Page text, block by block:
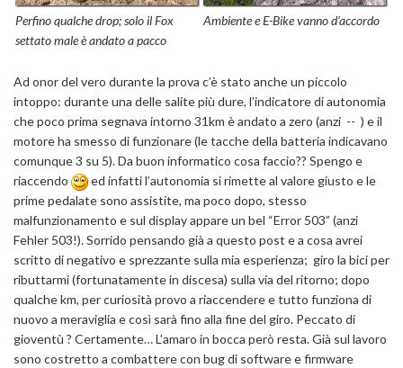
Perfino qualche drop; solo il Fox
settato male è andato a pacco
Ambiente e E-Bike vanno d’accordo
Ad onor del vero durante la prova c’è stato anche un piccolo
intoppo: durante una delle salite più dure, l’indicatore di autonomia
che poco prima segnava intorno 31km è andato a zero (anzi -- ) e il
motore ha smesso di funzionare (le tacche della batteria indicavano
comunque 3 su 5). Da buon informatico cosa faccio?? Spengo e
riaccendo
ed infatti l’autonomia si rimette al valore giusto e le
prime pedalate sono assistite, ma poco dopo, stesso
malfunzionamento e sul display appare un bel “Error 503” (anzi
Fehler 503!). Sorrido pensando già a questo post e a cosa avrei
scritto di negativo e sprezzante sulla mia esperienza; giro la bici per
ributtarmi (fortunatamente in discesa) sulla via del ritorno; dopo
qualche km, per curiosità provo a riaccendere e tutto funziona di
nuovo a meraviglia e così sarà fino alla fine del giro. Peccato di
gioventù ? Certamente… L’amaro in bocca però resta. Già sul lavoro
sono costretto a combattere con bug di software e firmware